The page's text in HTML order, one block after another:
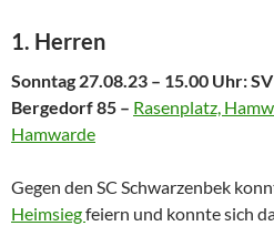
1. Herren
Sonntag 27.08.23 – 15.00 Uhr:
Bergedorf 85 – Rasenplatz,
Hamwarde
Gegen den SC Schwarzenbek
Heimsiegfeiern und konnte sich